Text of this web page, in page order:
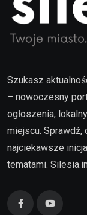
Szukasz
– nowoczesny
ogłoszenia,
miejscu. Sprawdź,
najciekawsze
tematami.